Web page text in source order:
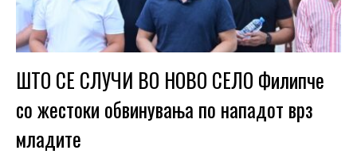
ШТО СЕ СЛУЧИ ВО НОВО СЕЛО Филипче
со жестоки обвинувања по нападот врз
младите